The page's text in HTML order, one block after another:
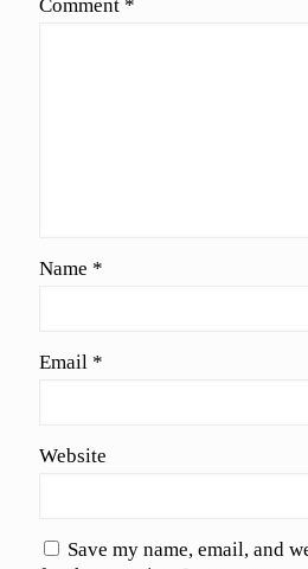
Comment *
Name *
Email *
Website
Save my name, email, and